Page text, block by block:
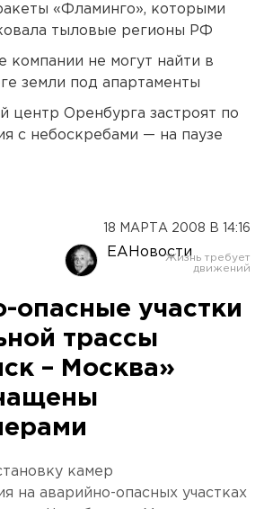
«Фламинго», которыми
тыловые регионы РФ
компании не могут найти в
земли под апартаменты
центр Оренбурга застроят по
с небоскребами — на паузе
18 МАРТА 2008 В 14:16
ЕАНовости
опасные участки
трассы
– Москва»
камер
на аварийно-опасных участках